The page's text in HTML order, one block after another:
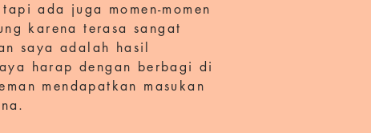
ada juga momen-momen
karena terasa sangat
saya adalah hasil
harap dengan berbagi di
mendapatkan masukan